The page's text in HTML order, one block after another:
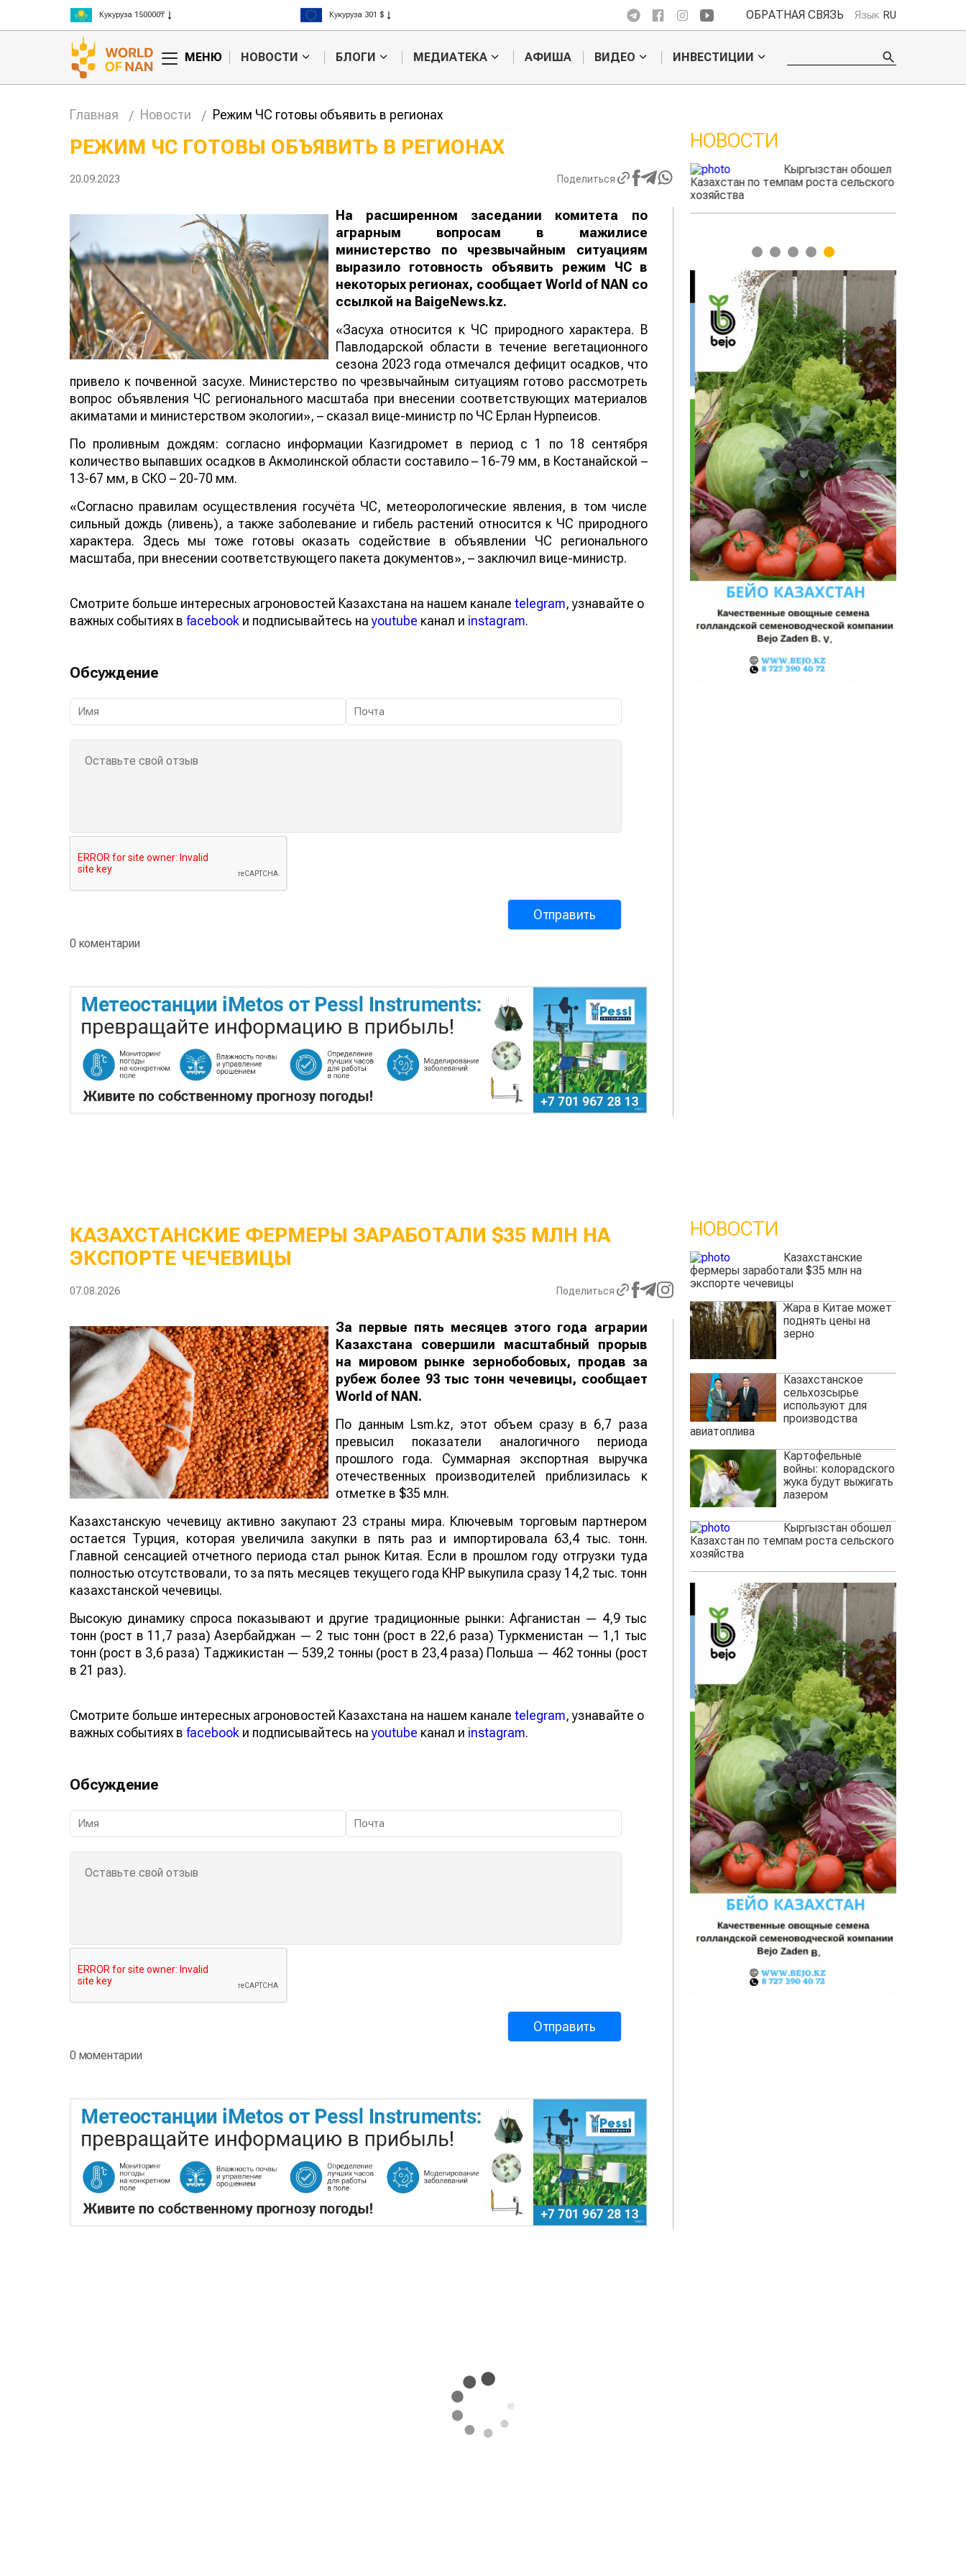
Рис 300000₸
Пшеница 3 класс 125000₸
Рис 408 $
Пшеница 423 $
ОБРАТНАЯ СВЯЗЬ Язык RU
МЕНЮ НОВОСТИ БЛОГИ МЕДИАТЕКА АФИША ВИДЕО ИНВЕСТИЦИИ
Главная Новости Режим ЧС готовы объявить в регионах
РЕЖИМ ЧС ГОТОВЫ ОБЪЯВИТЬ В РЕГИОНАХ
20.09.2023 Поделиться
На расширенном заседании комитета по
аграрным вопросам в мажилисе
министерство по чрезвычайным ситуациям
выразило готовность объявить режим ЧС в
некоторых регионах, сообщает World of NAN со
ссылкой на BaigeNews.kz.
«Засуха относится к ЧС природного характера. В
Павлодарской области в течение вегетационного
сезона 2023 года отмечался дефицит осадков, что
привело к почвенной засухе. Министерство по чрезвычайным ситуациям готово рассмотреть
вопрос объявления ЧС регионального масштаба при внесении соответствующих материалов
акиматами и министерством экологии», – сказал вице-министр по ЧС Ерлан Нурпеисов.
По проливным дождям: согласно информации Казгидромет в период с 1 по 18 сентября
количество выпавших осадков в Акмолинской области составило – 16-79 мм, в Костанайской –
13-67 мм, в СКО – 20-70 мм.
«Согласно правилам осуществления госучёта ЧС, метеорологические явления, в том числе
сильный дождь (ливень), а также заболевание и гибель растений относится к ЧС природного
характера. Здесь мы тоже готовы оказать содействие в объявлении ЧС регионального
масштаба, при внесении соответствующего пакета документов», – заключил вице-министр.
Смотрите больше интересных агроновостей Казахстана на нашем канале telegram, узнавайте о
важных событиях в facebook и подписывайтесь наyoutube канал и instagram.
Обсуждение
0 коментарии
НОВОСТИ
авиатоплива
Картофельные
войны: колорадского
Кыргызстан обошел
Казахстан по темпам роста сельского
хозяйства
1 2 3 4 5
КАЗАХСТАНСКИЕ ФЕРМЕРЫ ЗАРАБОТАЛИ $35 МЛН НА
ЭКСПОРТЕ ЧЕЧЕВИЦЫ
07.08.2026 Поделиться
За первые пять месяцев этого года аграрии
Казахстана совершили масштабный прорыв
на мировом рынке зернобобовых, продав за
рубеж более 93 тыс тонн чечевицы, сообщает
World of NAN .
По данным Lsm.kz, этот объем сразу в 6,7 раза
превысил показатели аналогичного периода
прошлого года. Суммарная экспортная выручка
отечественных производителей приблизилась к
отметке в $35 млн.
Казахстанскую чечевицу активно закупают 23 страны мира. Ключевым торговым партнером
остается Турция, которая увеличила закупки в пять раз и импортировала 63,4 тыс. тонн.
Главной сенсацией отчетного периода стал рынок Китая. Если в прошлом году отгрузки туда
полностью отсутствовали, то за пять месяцев текущего года КНР выкупила сразу 14,2 тыс. тонн
казахстанской чечевицы.
Высокую динамику спроса показывают и другие традиционные рынки: Афганистан — 4,9 тыс
тонн (рост в 11,7 раза) Азербайджан — 2 тыс тонн (рост в 22,6 раза) Туркменистан — 1,1 тыс
тонн (рост в 3,6 раза) Таджикистан — 539,2 тонны (рост в 23,4 раза) Польша — 462 тонны (рост
в 21 раз).
Смотрите больше интересных агроновостей Казахстана на нашем канале telegram, узнавайте о
важных событиях в facebook и подписывайтесь наyoutube канал и instagram.
Обсуждение
0 моментарии
НОВОСТИ
Казахстанские
фермеры заработали $35 млн на
экспорте чечевицы
Жара в Китае может
поднять цены на
зерно
Казахстанское
сельхозсырье
используют для
производства
авиатоплива
Картофельные
войны: колорадского
жука будут выжигать
лазером
Кыргызстан обошел
Казахстан по темпам роста сельского
хозяйства